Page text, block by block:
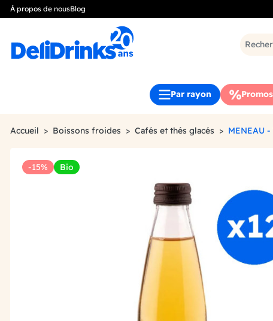
À propos de nousBlog
Par rayon Promos
Accueil Boissons froides Cafés et thés glacés MENEAU
-15% Bio